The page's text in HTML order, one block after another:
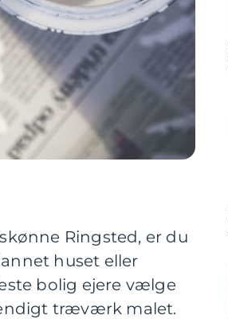
Ringsted, er du
huset eller
bolig ejere vælge
træværk malet.